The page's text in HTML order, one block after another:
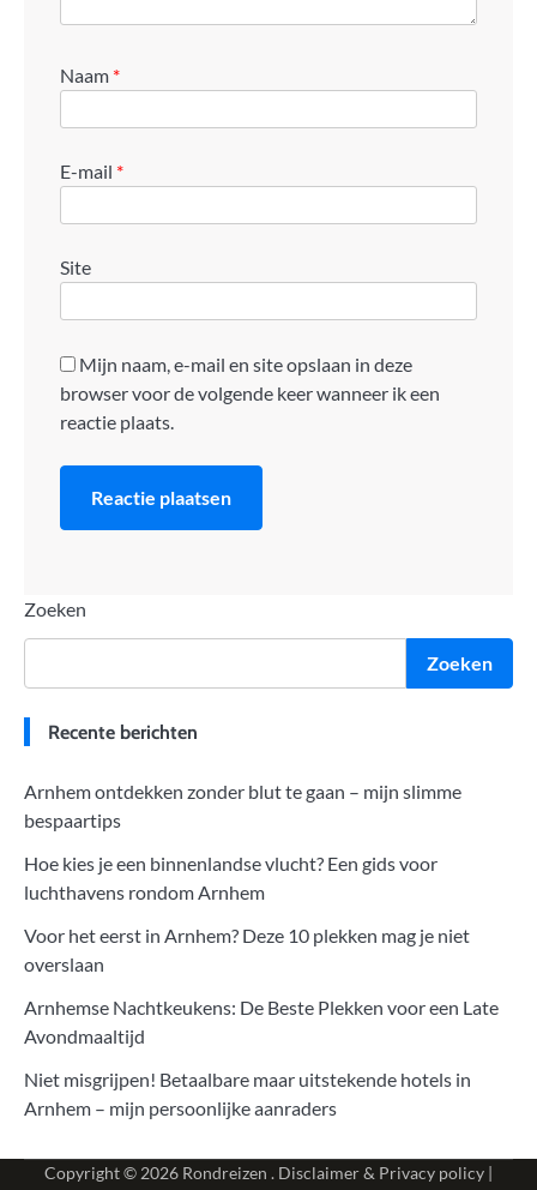
Naam *
E-mail *
Site
Mijn naam, e-mail en site opslaan in deze
browser voor de volgende keer wanneer ik een
reactie plaats.
Zoeken
Zoeken
Recente berichten
Arnhem ontdekken zonder blut te gaan – mijn slimme
bespaartips
Hoe kies je een binnenlandse vlucht? Een gids voor
luchthavens rondom Arnhem
Voor het eerst in Arnhem? Deze 10 plekken mag je niet
overslaan
Arnhemse Nachtkeukens: De Beste Plekken voor een Late
Avondmaaltijd
Niet misgrijpen! Betaalbare maar uitstekende hotels in
Arnhem – mijn persoonlijke aanraders
Copyright © 2026 Rondreizen . Disclaimer & Privacy policy |